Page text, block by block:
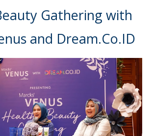
Gathering with
and Dream.Co.ID